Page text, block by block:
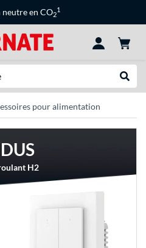
en CO2
1
pour alimentation
H2